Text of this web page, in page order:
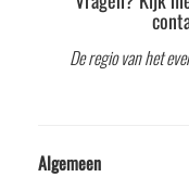
De regio van het
Algemeen